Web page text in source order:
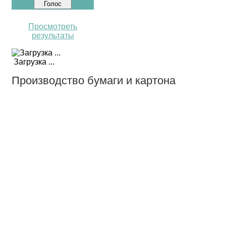
Просмотреть
результаты
Загрузка ...
Производство бумаги и картона